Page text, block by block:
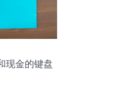
现金的键盘